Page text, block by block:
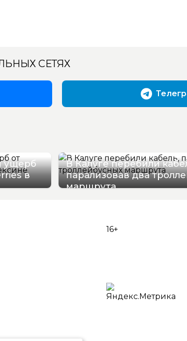
СЕТЯХ
ущерб
в
В Калуге перебили
парализовав два
маршрута
16+